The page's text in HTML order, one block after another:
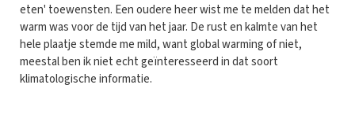
eten' toewensten. Een oudere heer wist me te melden dat het
warm was voor de tijd van het jaar. De rust en kalmte van het
hele plaatje stemde me mild, want global warming of niet,
meestal ben ik niet echt geïnteresseerd in dat soort
klimatologische informatie.